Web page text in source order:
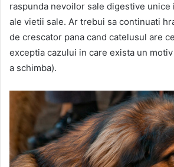
raspunda nevoilor sale digestive
ale vietii sale. Ar trebui sa continuati
de crescator pana cand catelusul are
exceptia cazului in care exista un
a schimba).